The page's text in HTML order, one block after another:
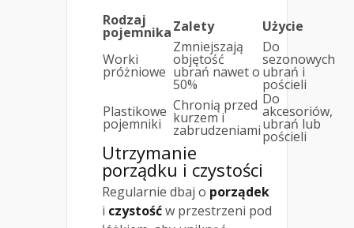
Rodzaj
pojemnikaZalety
Użycie
Worki
próżniowe
Zmniejszają
objętość
ubrań nawet o
50%
Do
sezonowych
ubrań i
pościeli
Plastikowe
pojemniki
Chronią przed
kurzem i
zabrudzeniami
Do
akcesoriów,
ubrań lub
pościeli
Utrzymanie
porządku i czystości
Regularnie dbaj o porządek
i czystośćw przestrzeni pod